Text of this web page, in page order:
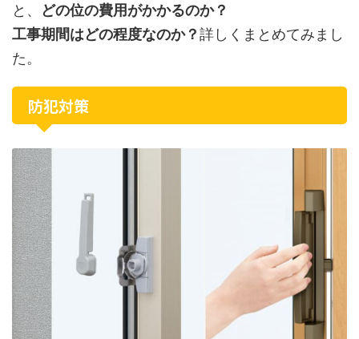
と、
どの位の費用がかかるのか？
工事期間はどの程度なのか？詳しくまとめてみまし
た。
防犯対策